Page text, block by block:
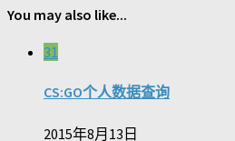
You may also like...
31
CS:GO个人数据查询
2015年8月13日